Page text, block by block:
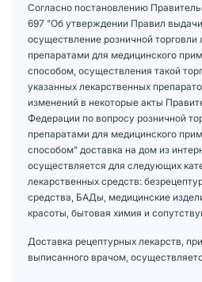
Согласно постановлению
697 "Об утверждении Правил
осуществление розничной торговли
препаратами для медицинского
способом, осуществления такой
указанных лекарственных
изменений в некоторые акты
Федерации по вопросу розничной
препаратами для медицинского
способом" доставка на дом из
осуществляется для следующих
лекарственных средств:
средства, БАДы, медицинские
красоты, бытовая химия и
Доставка рецептурных лекарств,
выписанного врачом,